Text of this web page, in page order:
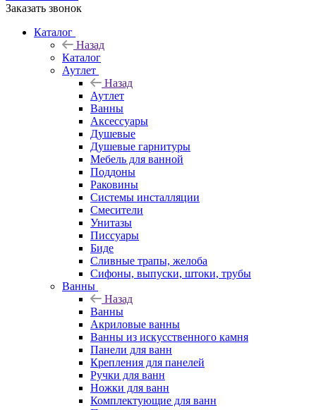
Заказать звонок
Каталог
Назад
Каталог
Аутлет
Назад
Аутлет
Ванны
Аксессуары
Душевые
Душевые гарнитуры
Мебель для ванной
Поддоны
Раковины
Системы инсталляции
Смесители
Унитазы
Писсуары
Биде
Сливные трапы, желоба
Сифоны, выпуски, штоки, трубы
Ванны
Назад
Ванны
Акриловые ванны
Ванны из искусственного камня
Панели для ванн
Крепления для панелей
Ручки для ванн
Ножки для ванн
Комплектующие для ванн